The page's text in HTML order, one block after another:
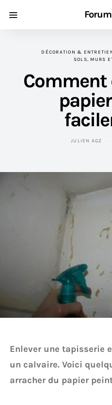
DÉCORATION &
SOLS, MURS
Comment
JULIEN AGZ
Enlever une tapisserie
un calvaire. Voici
arracher du papier